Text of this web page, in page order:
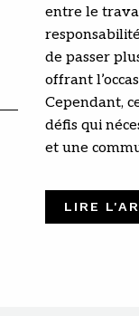
entre le
de passer
offrant
Cependant,
défis qui
et une
LIRE